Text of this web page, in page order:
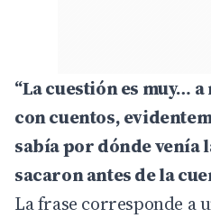
“La cuestión es muy…
con cuentos,
sabía por dónde venía
sacaron antes de la
La frase corresponde a